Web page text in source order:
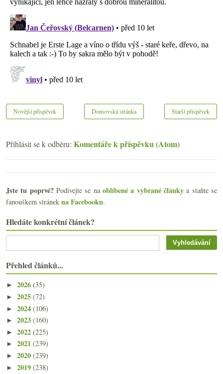
Novější příspěvek Starší příspěvek
Domovská stránka
Přihlásit se k odběru: Komentáře k příspěvku (Atom)
Jste tu poprvé?Podívejte se naoblíbené a vybrané články a staňte se
fanouškem stránek na Facebooku.
Hledáte konkrétní článek?
Přehled článků...
► 2026 (35)
► 2025 (72)
► 2024 (106)
► 2023 (160)
► 2022 (225)
► 2021 (239)
► 2020 (239)
► 2019 (238)